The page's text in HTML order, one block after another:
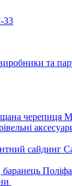
33
та
черепиця
сайдинг
баранець